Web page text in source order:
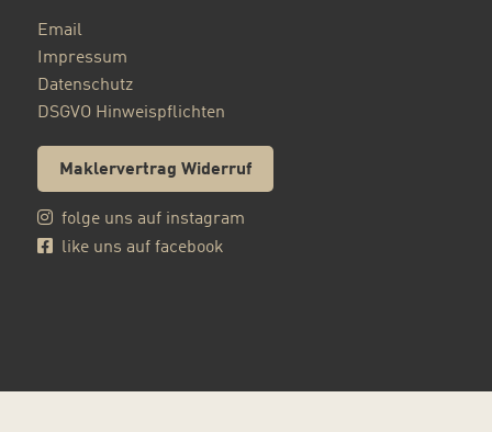
Email
Impressum
Datenschutz
DSGVO Hinweispflichten
Maklervertrag Widerruf
folge uns auf instagram
like uns auf facebook